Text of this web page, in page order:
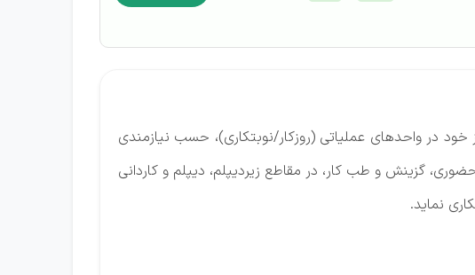
در واحدهای عملیاتی (روزکار/نوبتکاری)، حسب نیازمندی
گزینش و طب کار، در مقاطع زیردیپلم، دیپلم و کاردانی
نماید.